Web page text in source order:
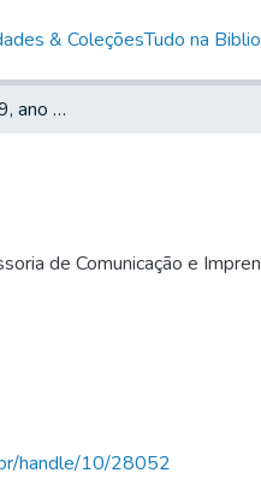
& ColeçõesTudo na
Unesp Ciência, 2009, ano 1, número 1
de Comunicação e
handle/10/28052